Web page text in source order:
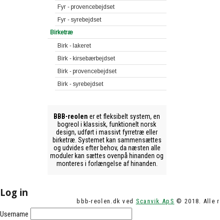
Fyr - provencebejdset
Fyr - syrebejdset
Birketræ
Birk - lakeret
Birk - kirsebærbejdset
Birk - provencebejdset
Birk - syrebejdset
BBB-reolen er et fleksibelt system, en
bogreol i klassisk, funktionelt norsk
design, udført i massivt fyrretræ eller
birketræ. Systemet kan sammensættes
og udvides efter behov, da næsten alle
moduler kan sættes ovenpå hinanden og
monteres i forlængelse af hinanden.
bbb-reolen.dk ved Scanvik ApS © 2018. Alle
Log in
Username